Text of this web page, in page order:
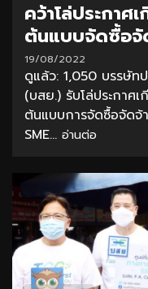
คว้าโล่ประกา
ต้นแบบจัดซื้อจั
19/08/2022
ดูแล้ว: 1,050 บรรษัท
(บสย.) รับโล่ประกา
ต้นแบบการจัดซื้อจัดจ้
SME... อ่านต่อ